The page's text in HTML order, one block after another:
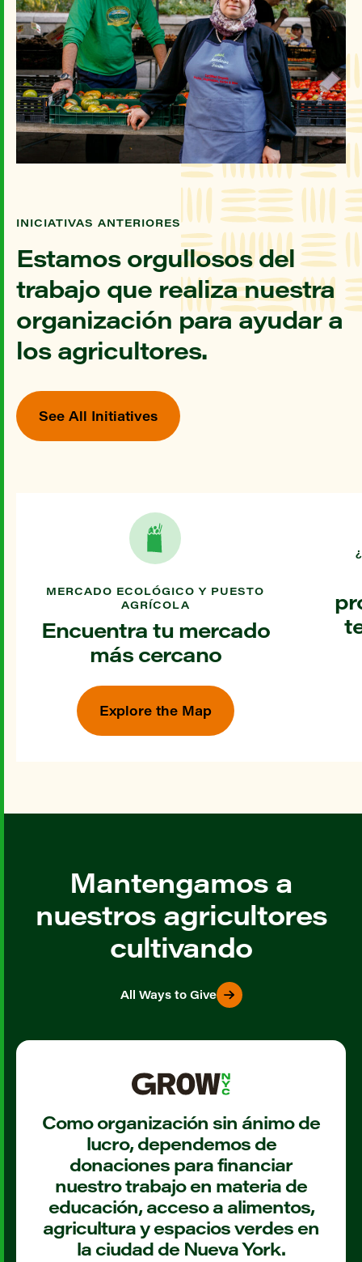
INICIATIVAS ANTERIORES
Estamos orgullosos del
trabajo que realiza nuestra
organización para ayudar a
los agricultores.
See All Initiatives
MERCADO ECOLÓGICO Y PUESTO
AGRÍCOLA
Encuentra tu mercado
más cercano
Explore the Map
Mantengamos a
nuestros agricultores
cultivando
All Ways to Give
Como organización sin ánimo de
lucro, dependemos de
donaciones para financiar
nuestro trabajo en materia de
educación, acceso a alimentos,
agricultura y espacios verdes en
la ciudad de Nueva York.